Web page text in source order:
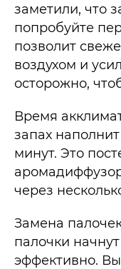
заметили, что
попробуйте
позволит
воздухом и
осторожно,
Время
запах
минут. Это
через
Замена
палочки
эффективно.